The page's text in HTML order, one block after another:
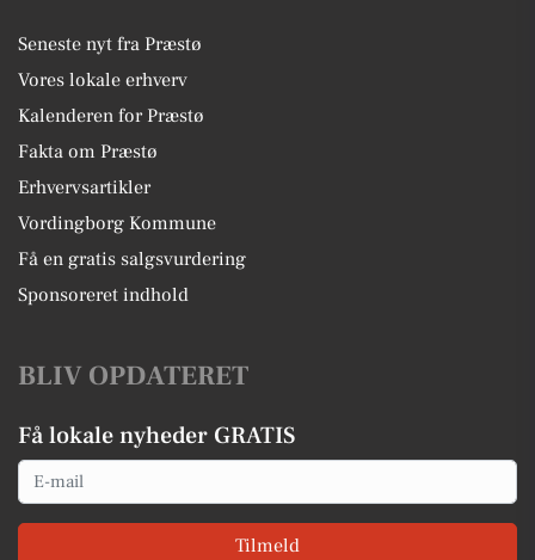
Seneste nyt fra Præstø
Vores lokale erhverv
Kalenderen for Præstø
Fakta om Præstø
Erhvervsartikler
Vordingborg Kommune
Få en gratis salgsvurdering
Sponsoreret indhold
BLIV OPDATERET
Få lokale nyheder GRATIS
Email
Tilmeld